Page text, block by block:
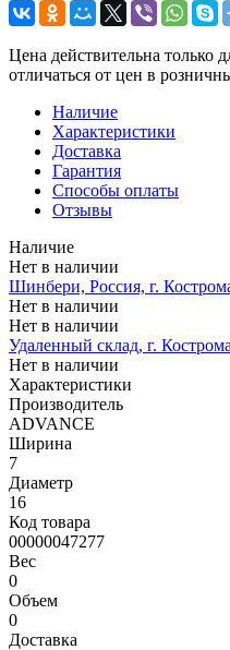
Цена действительна только
отличаться от цен в
Наличие
Характеристики
Доставка
Гарантия
Способы оплаты
Отзывы
Наличие
Нет в наличии
Шинбери, Россия, г.
Нет в наличии
Нет в наличии
Удаленный склад, г.
Нет в наличии
Характеристики
Производитель
ADVANCE
Ширина
7
Диаметр
16
Код товара
00000047277
Вес
0
Объем
0
Доставка